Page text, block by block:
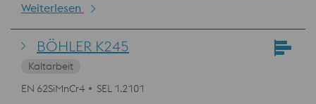
Weiterlesen
BÖHLER K245
Kaltarbeit
EN 62SiMnCr4
SEL 1.2101